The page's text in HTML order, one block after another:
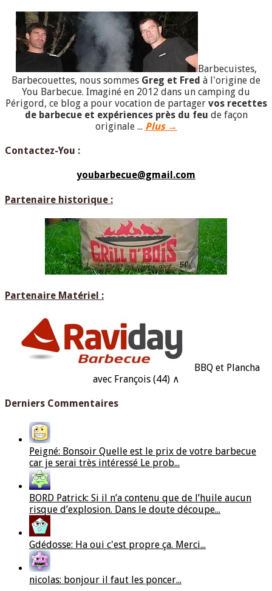
Barbecuistes,
Barbecouettes, nous sommes Greg et Fred à l'origine de
You Barbecue. Imaginé en 2012 dans un camping du
Périgord, ce blog a pour vocation de partager vos recettes
de barbecue et expériences près du feu de façon
originale ... Plus →
Contactez-You :
youbarbecue@gmail.com
Partenaire historique :
Partenaire Matériel :
BBQ et Plancha
avec François (44) ∧
Derniers Commentaires
Peigné: Bonsoir Quelle est le prix de votre barbecue
car je serai très intéressé Le prob...
BORD Patrick: Si il n’a contenu que de l’huile aucun
risque d’explosion. Dans le doute découpe...
Gdédosse: Ha oui c'est propre ça. Merci...
nicolas: bonjour il faut les poncer...